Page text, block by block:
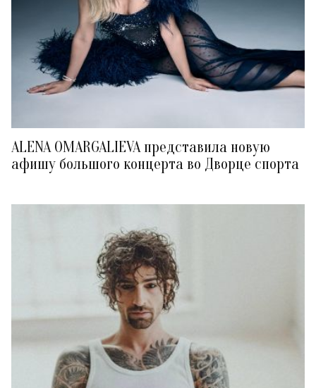
ALENA OMARGALIEVA представила новую
афишу большого концерта во Дворце спорта